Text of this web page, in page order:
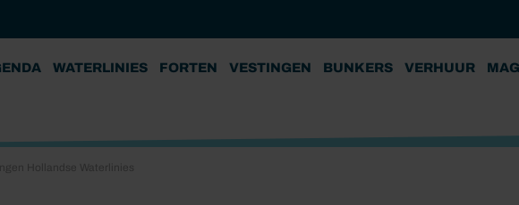
WATERLINIES FORTEN VESTINGEN BUNKERS VERHUUR